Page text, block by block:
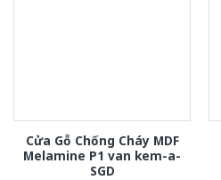
Cửa Gỗ Chống Cháy MDF
Melamine P1 van kem-a-
SGD